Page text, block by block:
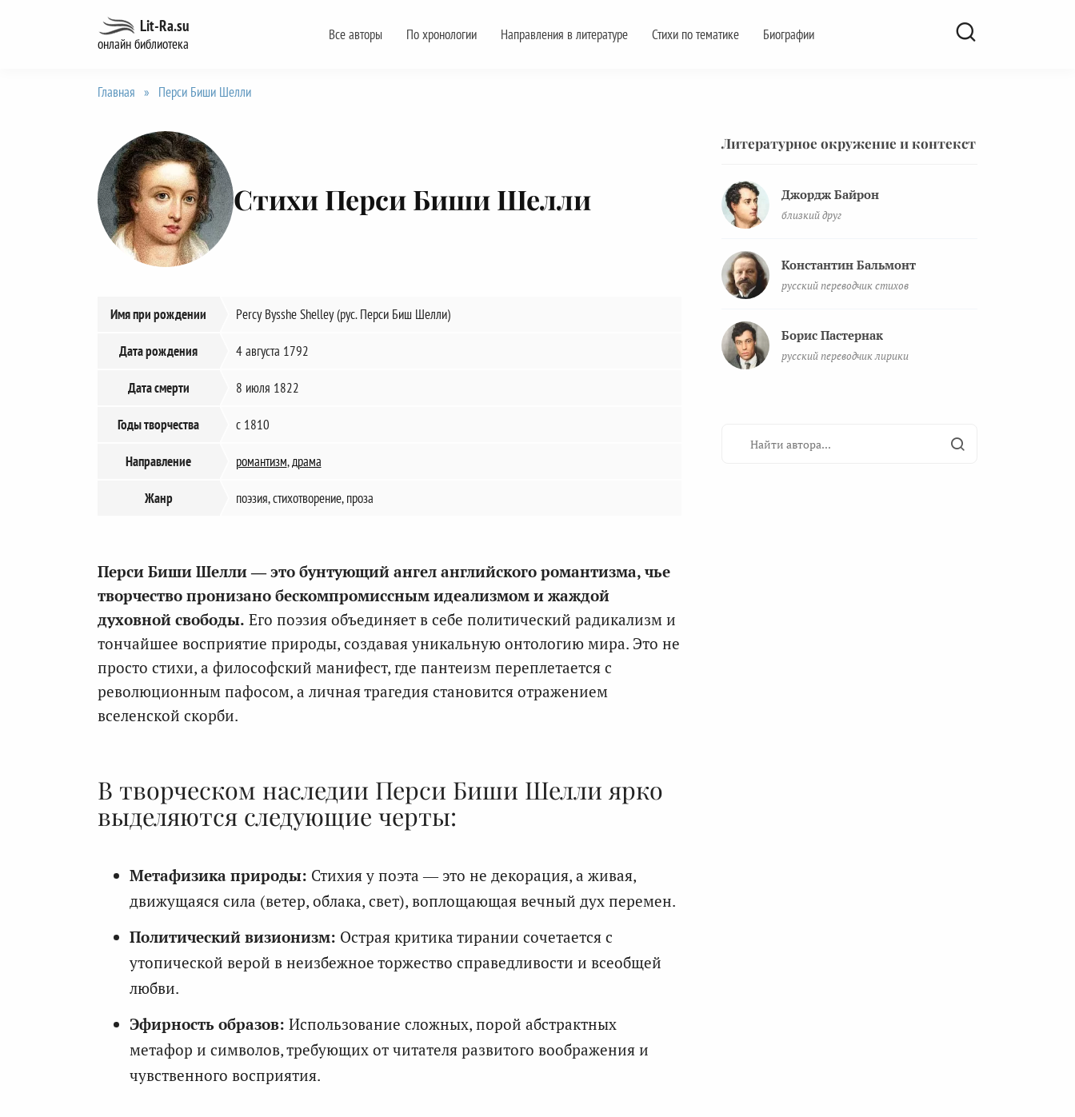
Lit-Ra.su
онлайн библиотека
Все авторы По хронологии Направления в литературе Стихи по тематике Биографии
Главная » Перси Биши Шелли
Стихи Перси Биши Шелли
Имя при рождении Percy Bysshe Shelley (рус. Перси Биш Шелли)
Дата рождения 4 августа 1792
Дата смерти 8 июля 1822
Годы творчества с 1810
Направление романтизм,драма
Жанр поэзия, стихотворение, проза
Перси Биши Шелли — это бунтующий ангел английского романтизма, чье
творчество пронизано бескомпромиссным идеализмом и жаждой
духовной свободы. Его поэзия объединяет в себе политический радикализм и
тончайшее восприятие природы, создавая уникальную онтологию мира. Это не
просто стихи, а философский манифест, где пантеизм переплетается с
революционным пафосом, а личная трагедия становится отражением
вселенской скорби.
В творческом наследии Перси Биши Шелли ярко
выделяются следующие черты:
Метафизика природы: Стихия у поэта — это не декорация, а живая,
движущаяся сила (ветер, облака, свет), воплощающая вечный дух перемен.
Политический визионизм: Острая критика тирании сочетается с
утопической верой в неизбежное торжество справедливости и всеобщей
любви.
Эфирность образов: Использование сложных, порой абстрактных
метафор и символов, требующих от читателя развитого воображения и
чувственного восприятия.
Литературное окружение и контекст
Джордж Байрон
близкий друг
Константин Бальмонт
русский переводчик стихов
Борис Пастернак
русский переводчик лирики